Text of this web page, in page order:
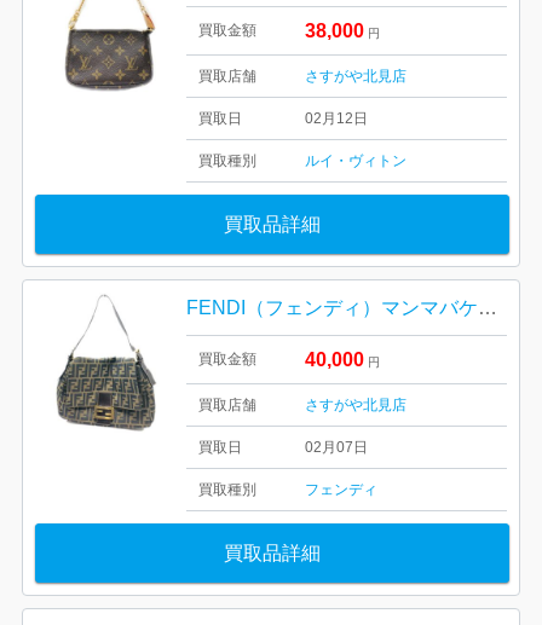
買取金額 38,000 円
買取店舗 さすがや北見店
買取日 02月12日
買取種別 ルイ・ヴィトン
買取品詳細
FENDI（フェンディ）マンマバケット ズッカ柄
買取金額 40,000 円
買取店舗 さすがや北見店
買取日 02月07日
買取種別 フェンディ
買取品詳細